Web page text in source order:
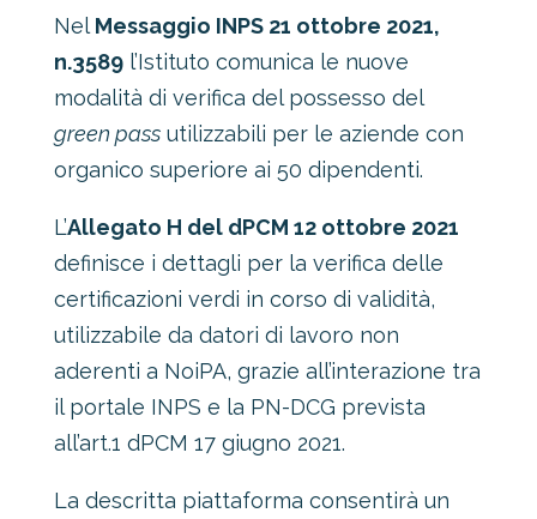
Nel Messaggio INPS 21 ottobre 2021,
n.3589l’Istituto comunica le nuove
modalità di verifica del possesso del
green passutilizzabili per le aziende con
organico superiore ai 50 dipendenti.
L’Allegato H del dPCM 12 ottobre 2021
definisce i dettagli per la verifica delle
certificazioni verdi in corso di validità,
utilizzabile da datori di lavoro non
aderenti a NoiPA, grazie all’interazione tra
il portale INPS e la PN-DCG prevista
all’art.1 dPCM 17 giugno 2021.
La descritta piattaforma consentirà un